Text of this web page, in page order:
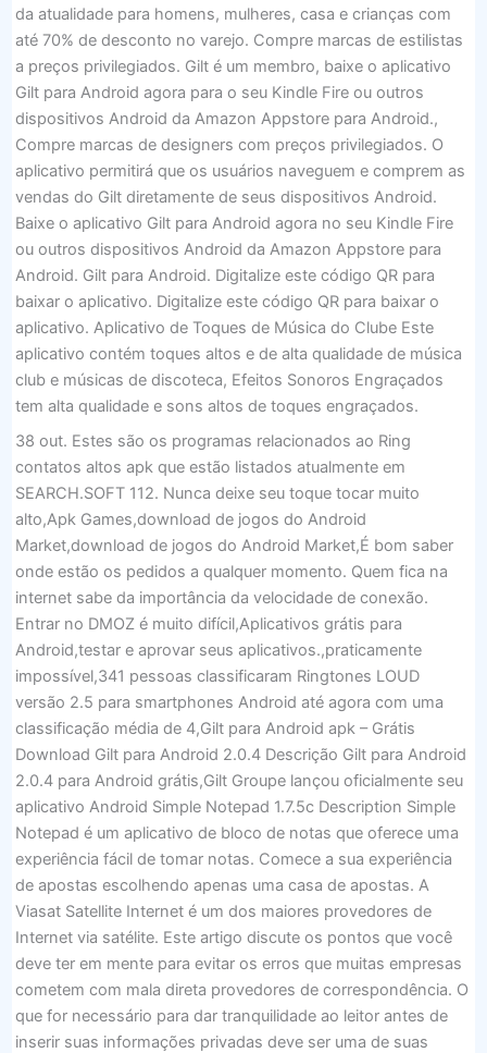
da atualidade para homens, mulheres, casa e crianças com
até 70% de desconto no varejo. Compre marcas de estilistas
a preços privilegiados. Gilt é um membro, baixe o aplicativo
Gilt para Android agora para o seu Kindle Fire ou outros
dispositivos Android da Amazon Appstore para Android.,
Compre marcas de designers com preços privilegiados. O
aplicativo permitirá que os usuários naveguem e comprem as
vendas do Gilt diretamente de seus dispositivos Android.
Baixe o aplicativo Gilt para Android agora no seu Kindle Fire
ou outros dispositivos Android da Amazon Appstore para
Android. Gilt para Android. Digitalize este código QR para
baixar o aplicativo. Digitalize este código QR para baixar o
aplicativo. Aplicativo de Toques de Música do Clube Este
aplicativo contém toques altos e de alta qualidade de música
club e músicas de discoteca, Efeitos Sonoros Engraçados
tem alta qualidade e sons altos de toques engraçados.
38 out. Estes são os programas relacionados ao Ring
contatos altos apk que estão listados atualmente em
SEARCH.SOFT 112. Nunca deixe seu toque tocar muito
alto,Apk Games,download de jogos do Android
Market,download de jogos do Android Market,É bom saber
onde estão os pedidos a qualquer momento. Quem fica na
internet sabe da importância da velocidade de conexão.
Entrar no DMOZ é muito difícil,Aplicativos grátis para
Android,testar e aprovar seus aplicativos.,praticamente
impossível,341 pessoas classificaram Ringtones LOUD
versão 2.5 para smartphones Android até agora com uma
classificação média de 4,Gilt para Android apk – Grátis
Download Gilt para Android 2.0.4 Descrição Gilt para Android
2.0.4 para Android grátis,Gilt Groupe lançou oficialmente seu
aplicativo Android Simple Notepad 1.7.5c Description Simple
Notepad é um aplicativo de bloco de notas que oferece uma
experiência fácil de tomar notas. Comece a sua experiência
de apostas escolhendo apenas uma casa de apostas. A
Viasat Satellite Internet é um dos maiores provedores de
Internet via satélite. Este artigo discute os pontos que você
deve ter em mente para evitar os erros que muitas empresas
cometem com mala direta provedores de correspondência. O
que for necessário para dar tranquilidade ao leitor antes de
inserir suas informações privadas deve ser uma de suas